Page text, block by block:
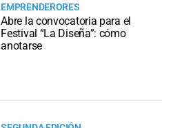
EMPRENDERORES
Abre la convocatoria para el
Festival “La Diseña”: cómo
anotarse